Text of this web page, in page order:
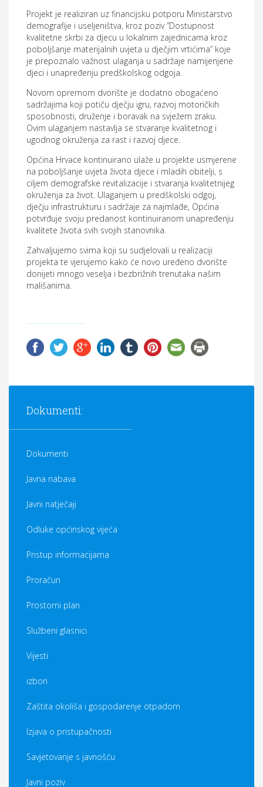
Projekt je realiziran uz financijsku potporu Ministarstvo
demografije i useljeništva, kroz poziv ”Dostupnost
kvalitetne skrbi za djecu u lokalnim zajednicama kroz
poboljšanje materijalnih uvjeta u dječjim vrtićima” koje
je prepoznalo važnost ulaganja u sadržaje namijenjene
djeci i unapređenju predškolskog odgoja.
Novom opremom dvorište je dodatno obogaćeno
sadržajima koji potiču dječju igru, razvoj motoričkih
sposobnosti, druženje i boravak na svježem zraku.
Ovim ulaganjem nastavlja se stvaranje kvalitetnog i
ugodnog okruženja za rast i razvoj djece.
Općina Hrvace kontinuirano ulaže u projekte usmjerene
na poboljšanje uvjeta života djece i mladih obitelji, s
ciljem demografske revitalizacije i stvaranja kvalitetnijeg
okruženja za život. Ulaganjem u predškolski odgoj,
dječju infrastrukturu i sadržaje za najmlađe, Općina
potvrđuje svoju predanost kontinuiranom unapređenju
kvalitete života svih svojih stanovnika.
Zahvaljujemo svima koji su sudjelovali u realizaciji
projekta te vjerujemo kako će novo uređeno dvorište
donijeti mnogo veselja i bezbrižnih trenutaka našim
mališanima.
Dokumenti:
Dokumenti
Javna nabava
Javni natječaji
Odluke općinskog vijeća
Pristup informacijama
Proračun
Prostorni plan
Službeni glasnici
Vijesti
izbori
Zaštita okoliša i gospodarenje otpadom
Izjava o pristupačnosti
Savjetovanje s javnošću
Javni poziv